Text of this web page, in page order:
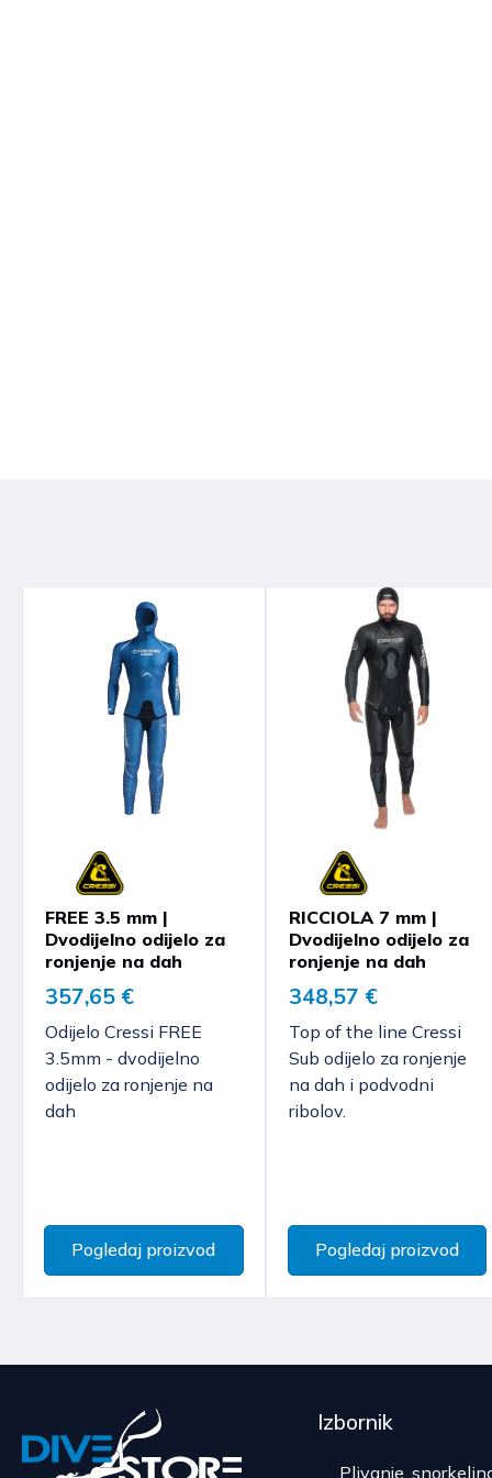
FREE 3.5 mm |
Dvodijelno odijelo za
ronjenje na dah
357,65 €
Odijelo Cressi FREE
3.5mm - dvodijelno
odijelo za ronjenje na
dah
Pogledaj proizvod
RICCIOLA 7 mm |
Dvodijelno odijelo za
ronjenje na dah
348,57 €
Top of the line Cressi
Sub odijelo za ronjenje
na dah i podvodni
ribolov.
Pogledaj proizvod
Izbornik
Plivanje,